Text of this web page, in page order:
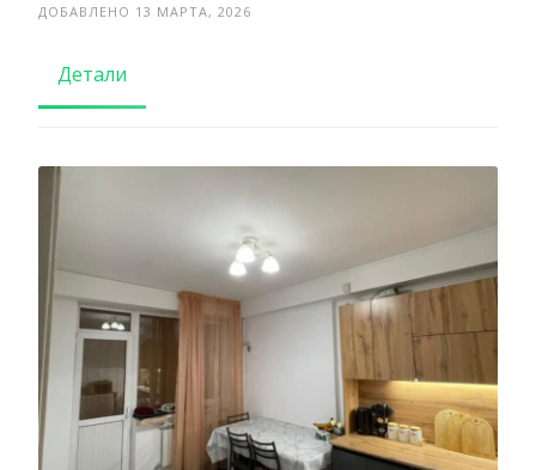
ДОБАВЛЕНО 13 МАРТА, 2026
Детали